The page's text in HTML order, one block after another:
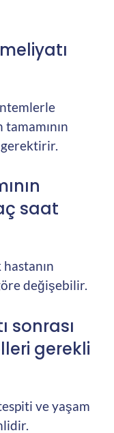
gerektirir.
saat
değişebilir.
sonrası
gerekli
ve yaşam